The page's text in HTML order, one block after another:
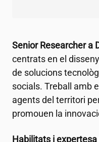
Senior Researcher a
centrats en el
de solucions
socials. Treball amb
agents del territori
promouen la
Habilitats i